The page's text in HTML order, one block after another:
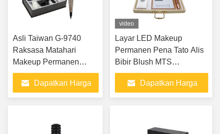
Asli Taiwan G-9740
Raksasa Matahari
Makeup Permanen
Mesin Tato Kit 4.5V-0.3A
1.35WDapatkan Harga
video
Layar LED Makeup
Permanen Pena Tato Alis
Bibir Blush MTS
Microblading
Dapatkan Harga